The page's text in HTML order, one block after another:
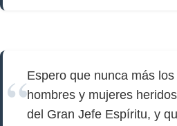
Espero que nunca más
hombres y mujeres
del Gran Jefe Espíritu, y